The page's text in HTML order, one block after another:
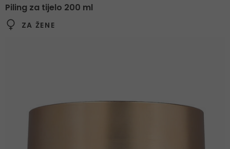
Piling za tijelo 200 ml
ZA ŽENE